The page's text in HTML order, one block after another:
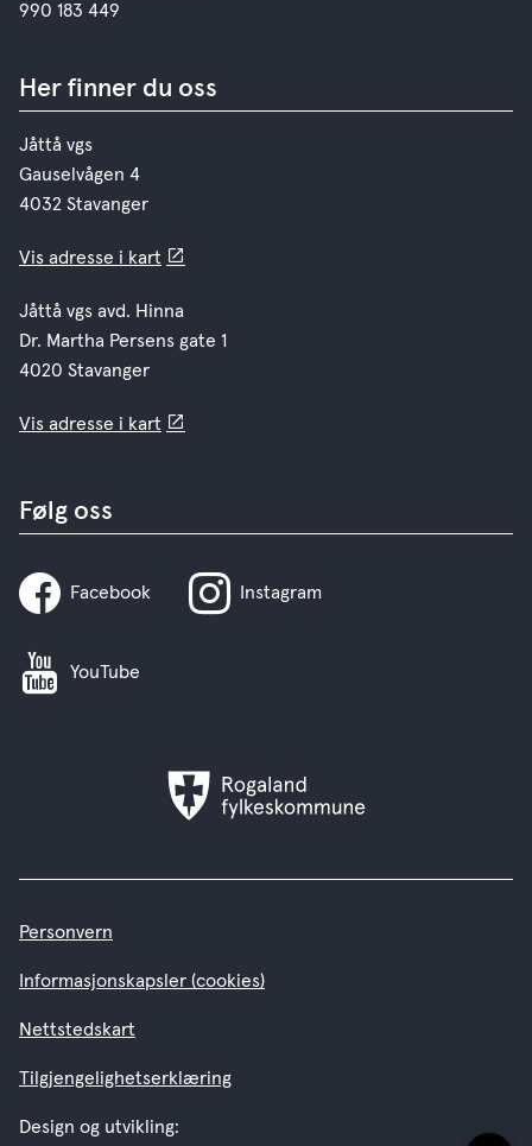
990 183 449
Her finner du oss
Jåttå vgs
Gauselvågen 4
4032 Stavanger
Vis adresse i kart
Jåttå vgs avd. Hinna
Dr. Martha Persens gate 1
4020 Stavanger
Vis adresse i kart
Følg oss
Facebook Instagram
YouTube
Rogaland
fylkeskommune
Personvern
Informasjonskapsler (cookies)
Nettstedskart
Tilgjengelighetserklæring
Design og utvikling: